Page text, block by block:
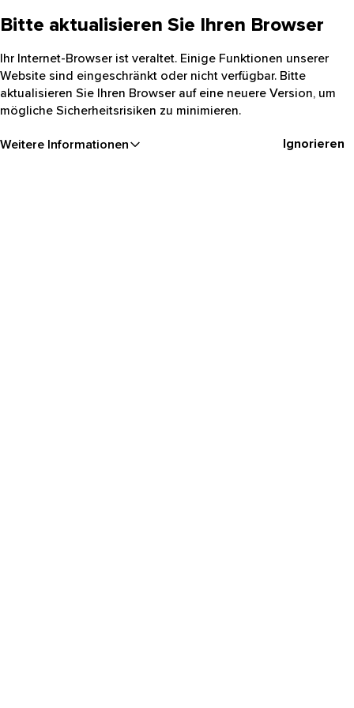
Bitte aktualisieren Sie Ihren Browser
Ihr Internet-Browser ist veraltet. Einige Funktionen unserer
Website sind eingeschränkt oder nicht verfügbar. Bitte
aktualisieren Sie Ihren Browser auf eine neuere Version, um
mögliche Sicherheitsrisiken zu minimieren.
Weitere Informationen Ignorieren